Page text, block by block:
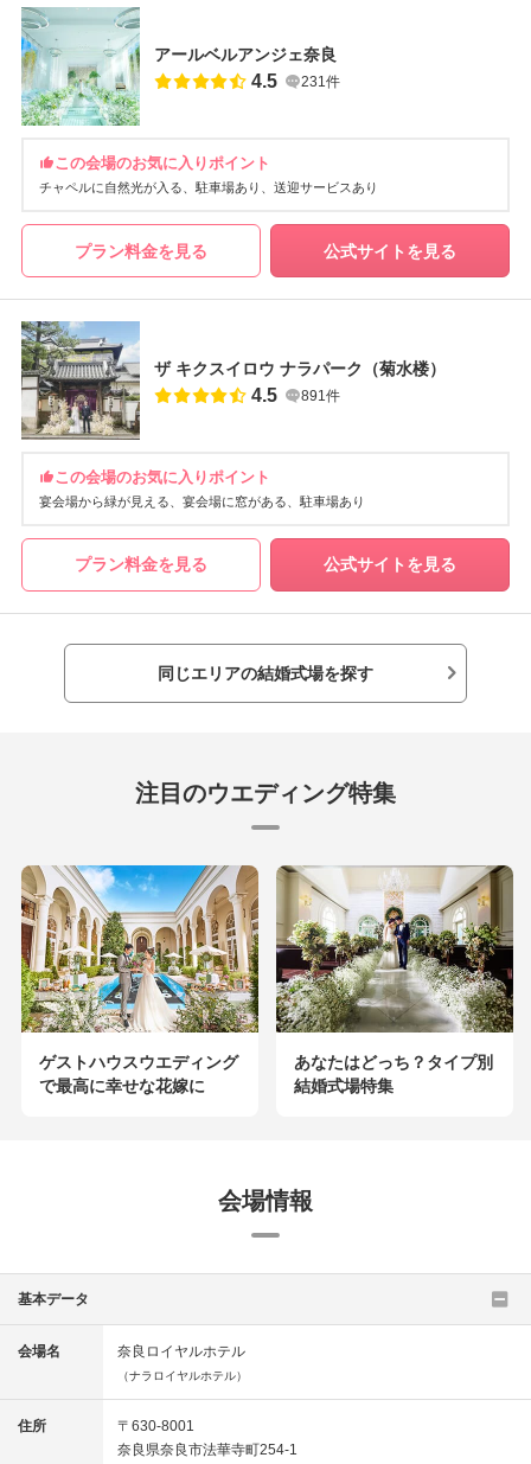
アールベルアンジェ奈良
4.5 231件
この会場のお気に入りポイント
チャペルに自然光が入る 駐車場あり 送迎サービスあり
プラン料金を見る 公式サイトを見る
ザ キクスイロウ ナラパーク（菊水楼）
4.5 891件
この会場のお気に入りポイント
宴会場から緑が見える 宴会場に窓がある 駐車場あり
プラン料金を見る 公式サイトを見る
同じエリアの結婚式場を探す
注目のウエディング特集
ゲストハウスウエディング
で最高に幸せな花嫁に
あなたはどっち？タイプ別
結婚式場特集
会場情報
基本データ
会場名 奈良ロイヤルホテル
（ナラロイヤルホテル）
住所
〒630-8001
奈良県奈良市法華寺町254-1